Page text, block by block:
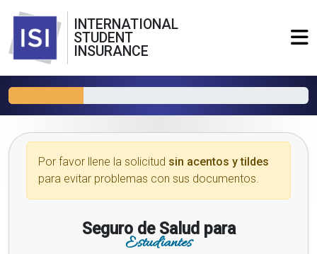
INTERNATIONAL
STUDENT
INSURANCE
Por favor llene la solicitud sin acentos y tildes
para evitar problemas con sus documentos.
Seguro de Salud para
Estudiantes